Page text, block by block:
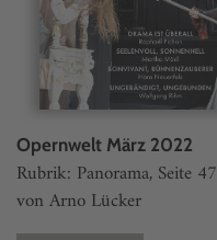
Opernwelt März 2022
Rubrik: Panorama, Seite 47
von Arno Lücker